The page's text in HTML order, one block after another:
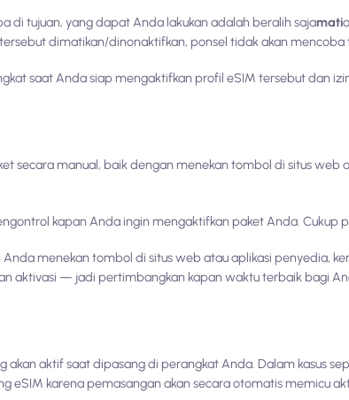
di tujuan, yang dapat Anda lakukan adalah beralih sajamati
dimatikan/dinonaktifkan, ponsel tidak akan mencoba
saat Anda siap mengaktifkan profil eSIM tersebut dan
secara manual, baik dengan menekan tombol di situs web
kapan Anda ingin mengaktifkan paket Anda. Cukup
menekan tombol di situs web atau aplikasi penyedia,
aktivasi — jadi pertimbangkan kapan waktu terbaik bagi
aktif saat dipasang di perangkat Anda. Dalam kasus
eSIM karena pemasangan akan secara otomatis memicu